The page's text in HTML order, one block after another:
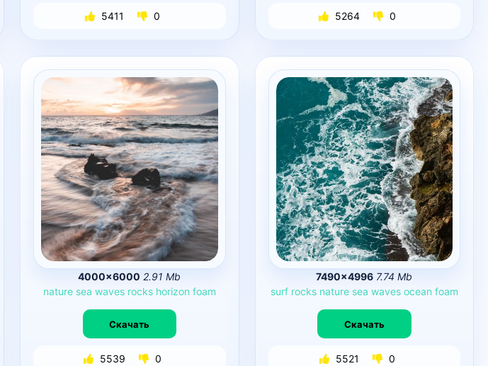
5411 0 5264 0
4000×6000 2.91 Mb
nature sea waves rocks horizon foam
Скачать
5539 0
7490×4996 7.74 Mb
surf rocks nature sea waves ocean foam
Скачать
5521 0